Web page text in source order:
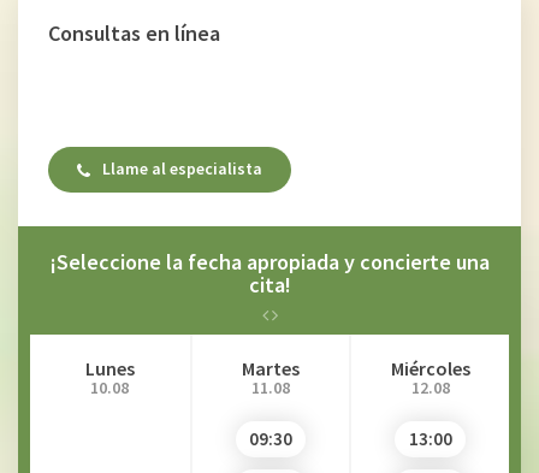
Consultas en línea
Llame al especialista
¡Seleccione la fecha apropiada y concierte una
cita!
Lunes
10.08
Martes
11.08
09:30
Miércoles
12.08
13:00